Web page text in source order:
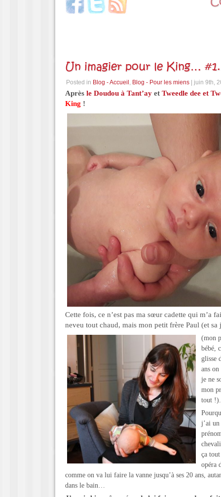
Un imagier pour le King…
Posted in Blog - Accueil , Blog - Pour les miens | juin 9th,
Après le Doudou à Tant’ay et Tweedle dee et
King !
Cette fois, ce n’est pas ma sœur cadette qui m’a
neveu tout chaud, mais mon petit frère Paul (et
(mon
bébé,
glisse
ans on
je ne
mon
tout !).
j’ai
ça tout
opéra
comme on va lui faire la vanne jusqu’à ses 20 ans,
dans le bain…